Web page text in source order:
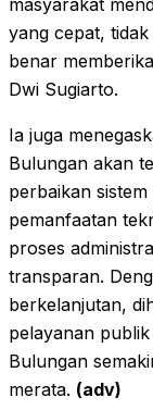
masyarakat
yang cepat,
benar
Dwi Sugiarto.
Ia juga
Bulungan akan
perbaikan
pemanfaatan
proses
transparan.
berkelanjutan,
pelayanan
Bulungan
merata. (adv)